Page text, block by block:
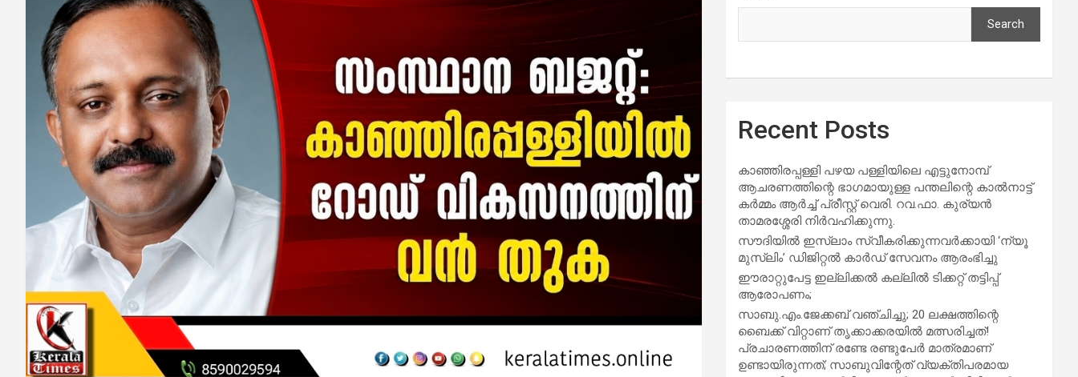
Search
Recent Posts
കാഞ്ഞിരപ്പള്ളി പഴയ പള്ളിയിലെ എട്ടുനോമ്പ്
ആചരണത്തിന്റെ ഭാഗമായുള്ള പന്തലിന്റെ കാൽനാട്ട്
കർമ്മം ആർച്ച് പ്രീസ്റ്റ് വെരി. റവ.ഫാ. കുര്യൻ
താമരശ്ശേരി നിർവഹിക്കുന്നു.
സൗദിയില്‍ ഇസ്‌ലാം സ്വീകരിക്കുന്നവര്‍ക്കായി ‘ന്യൂ
മുസ്ലിം’ ഡിജിറ്റല്‍ കാര്‍ഡ് സേവനം ആരംഭിച്ചു
ഈരാറ്റുപേട്ട ഇല്ലിക്കൽ കല്ലിൽ ടിക്കറ്റ് തട്ടിപ്പ്
ആരോപണം;
സാബു.എം.ജേക്കബ് വഞ്ചിച്ചു; 20 ലക്ഷത്തിന്റെ
ബൈക്ക് വിറ്റാണ് തൃക്കാക്കരയില്‍ മത്സരിച്ചത്!
പ്രചാരണത്തിന് രണ്ടേ രണ്ടുപേര്‍ മാത്രമാണ്
ഉണ്ടായിരുന്നത്; സാബുവിന്റേത് വ്യക്തിപരമായ